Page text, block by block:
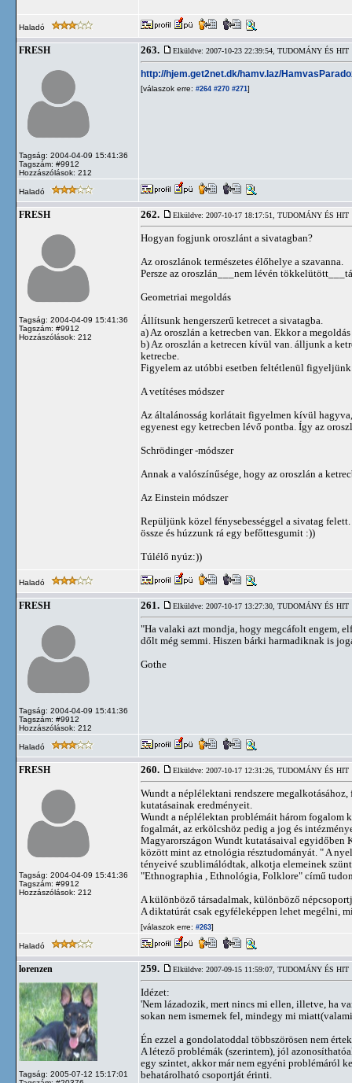
Haladó
FRESH
Tagság: 2004-04-09 15:41:36
Tagszám: #9912
Hozzászólások: 212
263. Elküldve: 2007-10-23 22:39:54, TUDOMÁNY ÉS HIT
http://hjem.get2net.dk/hamv.laz/
[válaszok erre: #264 #270 #271]
Haladó
FRESH
Tagság: 2004-04-09 15:41:36
Tagszám: #9912
Hozzászólások: 212
262. Elküldve: 2007-10-17 18:17:51, TUDOMÁNY ÉS HIT
Hogyan fogjunk oroszlánt a sivatagban?
Az oroszlánok természetes élőhelye a szavanna.
Persze az oroszlán___nem lévén
Geometriai megoldás
Állítsunk hengerszerű ketrecet a sivatagba.
a) Az oroszlán a ketrecben van. Ekkor a
b) Az oroszlán a ketrecen kívül van. álljunk a
ketrecbe.
Figyelem az utóbbi esetben feltétlenül
A vetítéses módszer
Az általánosság korlátait figyelmen kívül
egyenest egy ketrecben lévő pontba. Így az
Schrödinger -módszer
Annak a valószínűsége, hogy az oroszlán a
Az Einstein módszer
Repüljünk közel fénysebességgel a sivatag
össze és húzzunk rá egy befőttesgumit :))
Túlélő nyúz:))
Haladó
FRESH
Tagság: 2004-04-09 15:41:36
Tagszám: #9912
Hozzászólások: 212
261. Elküldve: 2007-10-17 13:27:30, TUDOMÁNY ÉS HIT
"Ha valaki azt mondja, hogy megcáfolt engem,
dőlt még semmi. Hiszen bárki harmadiknak is
Gothe
Haladó
FRESH
Tagság: 2004-04-09 15:41:36
Tagszám: #9912
Hozzászólások: 212
260. Elküldve: 2007-10-17 12:31:26, TUDOMÁNY ÉS HIT
Wundt a néplélektani rendszere
kutatásainak eredményeit.
Wundt a néplélektan problémáit három fogalom
fogalmát, az erkölcshöz pedig a jog és
Magyarországon Wundt kutatásaival egyidőben
között mint az etnológia résztudományát. " A
tényeivé szublimálódtak, alkotja elemeinek
"Ethnographia , Ethnológia, Folklore" című
A különböző társadalmak, különböző
A diktatúrát csak egyféleképpen lehet megélni,
[válaszok erre: #263]
Haladó
lorenzen
Tagság: 2005-07-12 15:17:01
259. Elküldve: 2007-09-15 11:59:07, TUDOMÁNY ÉS HIT
Idézet:
'Nem lázadozik, mert nincs mi ellen, illetve, ha
sokan nem ismernek fel, mindegy mi
Én ezzel a gondolatoddal többszörösen nem
A létező problémák (szerintem), jól
egy szintet, akkor már nem egyéni problémáról
behatárolható csoportját érinti.